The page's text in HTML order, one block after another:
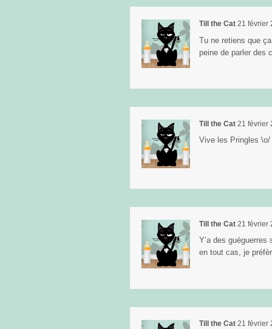
Till the Cat 21 février
Tu ne retiens que
peine de parler des
Till the Cat 21 février
Vive les Pringles \o/
Till the Cat 21 février
Y’a des
en tout cas, je
Till the Cat 21 février